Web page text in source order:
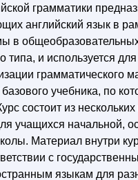
грамматики
английский язык в
в
типа, и используется для
грамматического
учебника, по
состоит из
учащихся начальной,
Материал внутри
с
языкам для